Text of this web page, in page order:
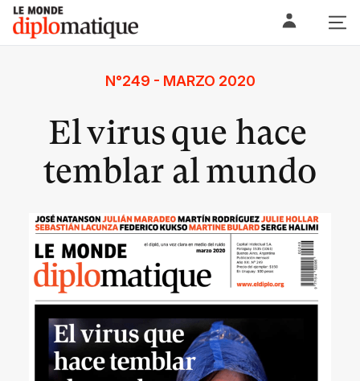
Skip
content
Le monde diplomatique
N°249 - MARZO 2020
El virus que hace
temblar al mundo